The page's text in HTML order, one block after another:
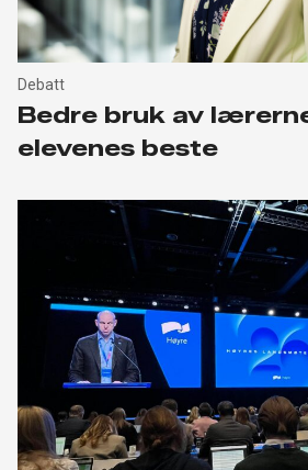
Debatt
Bedre bruk av
elevenes beste